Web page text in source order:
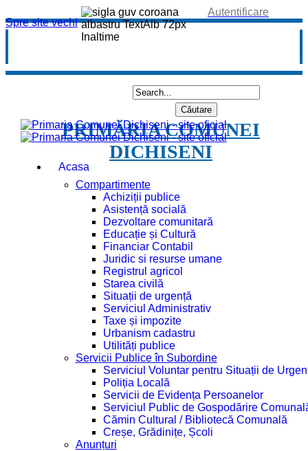
Spre site vechi
Autentificare
PRIMĂRIA COMUNEI
DICHISENI
Acasa
Compartimente
Achiziții publice
Asistență socială
Dezvoltare comunitară
Educație și Cultură
Financiar Contabil
Juridic si resurse umane
Registrul agricol
Starea civilă
Situații de urgență
Serviciul Administrativ
Taxe și impozite
Urbanism cadastru
Utilități publice
Servicii Publice în Subordine
Serviciul Voluntar pentru Situații de
Poliția Locală
Servicii de Evidența Persoanelor
Serviciul Public de Gospodărire
Cămin Cultural / Bibliotecă Comunală
Creșe, Grădinițe, Școli
Anunțuri